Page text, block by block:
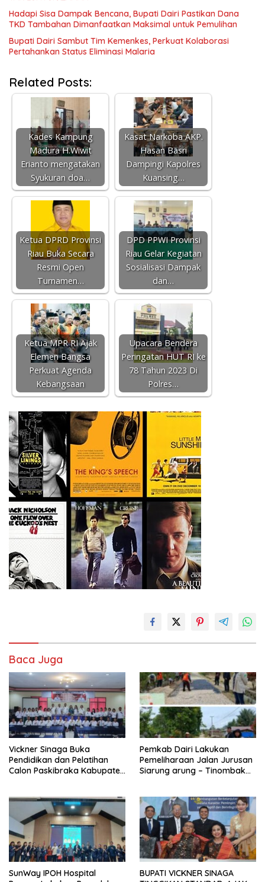
Hadapi Sisa Dampak Bencana, Bupati Dairi Pastikan Dana
TKD Tambahan Dimanfaatkan Maksimal untuk Pemulihan
Bupati Dairi Sambut Tim Kemenkes, Perkuat Kolaborasi
Pertahankan Status Eliminasi Malaria
Related Posts:
Kades Kampung
Madura H.Wiwit
Erianto mengatakan
Syukuran doa…
Kasat Narkoba AKP.
Hasan Basri
Dampingi Kapolres
Kuansing…
Ketua DPRD Provinsi
Riau Buka Secara
Resmi Open
Turnamen…
DPD PPWI Provinsi
Riau Gelar Kegiatan
Sosialisasi Dampak
dan…
Ketua MPR RI Ajak
Elemen Bangsa
Perkuat Agenda
Kebangsaan
Upacara Bendera
Peringatan HUT RI ke
78 Tahun 2023 Di
Polres…
Baca Juga
Vickner Sinaga Buka
Pendidikan dan Pelatihan
Calon Paskibraka Kabupaten
Pemkab Dairi Lakukan
Pemeliharaan Jalan Jurusan
Siarung arung – Tinombak
SunWay IPOH Hospital
BUPATI VICKNER SINAGA